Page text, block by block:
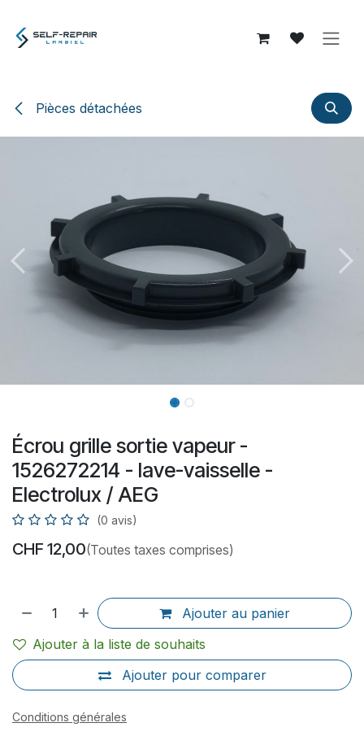
Pièces détachées
Écrou grille sortie vapeur -
1526272214 - lave-vaisselle -
Electrolux / AEG
(0 avis)
CHF 12,00(Toutes taxes comprises)
Ajouter au panier
Ajouter pour comparer
Ajouter à la liste de souhaits
Conditions générales